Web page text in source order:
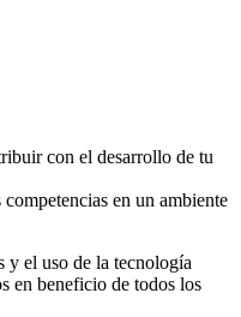
con el desarrollo de tu
en un ambiente
y el uso de la tecnología
en beneficio de todos los